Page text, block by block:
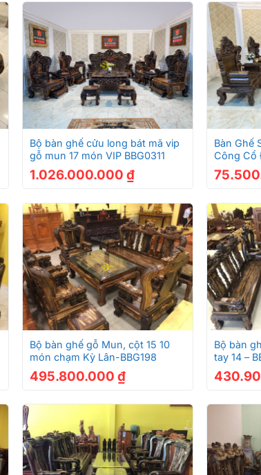
Bộ bàn ghế cửu long bát mã vip
gỗ mun 17 món VIP BBG0311
1.026.000.000₫
+
Bàn Ghế
Công Cổ
Độc Lạ
+
Bộ bàn ghế gỗ Mun, cột 15 10
món chạm Kỳ Lân-BBG198
495.800.000₫
+
Bộ bàn
tay 14 –